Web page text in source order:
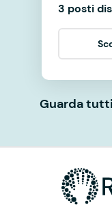
3 posti
Guarda